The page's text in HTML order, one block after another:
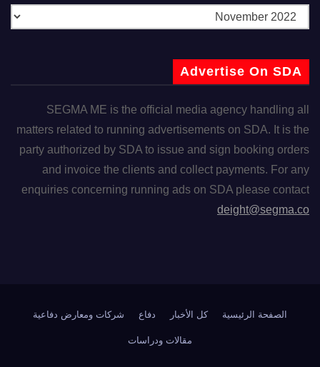
Advertise On SDA
SEGMA ME is the official media agency handling all
matters related to running advertisements on SDA. It is the
party authorized by SDA to issue and sign booking orders
and invoice the clients and collect payments. For any
enquiries concerning running ads on SDA please contact
deight@segma.co
الصفحة الرئيسية كل الأخبار دفاع شركات ومعارض دفاعية
مقالات ودراسات